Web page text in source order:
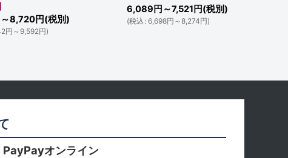
～8,720円(税別)
円 ～9,592円)
6,089 円 ～7,521 円(税別)
(税込 : 6,698円 ～8,274円)
PayPayオンライン